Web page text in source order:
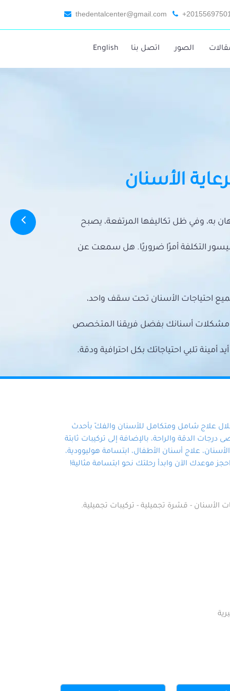
thedentalcenter@gmail.com
الصور اتصل بنا English
الأسنان
به، وفي ظل تكاليفها المرتفعة، يصبح
التكلفة أمرًا ضروريًا. هل سمعت عن
احتياجات الأسنان تحت سقف واحد،
مشكلات أسنانك بفضل فريقنا المتخصص
تلبي احتياجاتك بكل احترافية ودقة.
علاج شامل ومتكامل للأسنان والفكّ بأحدث
الدقة والراحة، بالإضافة إلى تركيبات ثابتة
علاج أسنان الأطفال، ابتسامة هوليوودية،
موعدك الآن وابدأ رحلتك نحو ابتسامة مثالية!
الأسنان - قشرة تجميلية - تركيبات تجميلية.